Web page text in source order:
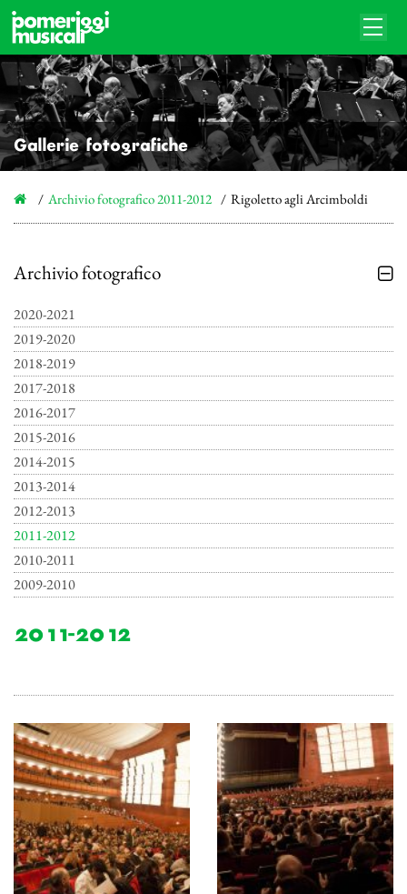
Gallerie fotografiche
Archivio fotografico 2011-2012 Rigoletto agli Arcimboldi
Archivio fotografico
2020-2021
2019-2020
2018-2019
2017-2018
2016-2017
2015-2016
2014-2015
2013-2014
2012-2013
2011-2012
2010-2011
2009-2010
2011-2012